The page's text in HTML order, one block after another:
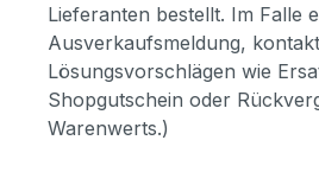
Lieferanten bestellt. Im Falle
Ausverkaufsmeldung,
Lösungsvorschlägen wie
Shopgutschein oder
Warenwerts.)